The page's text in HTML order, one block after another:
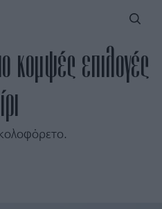
κομψές επιλογές